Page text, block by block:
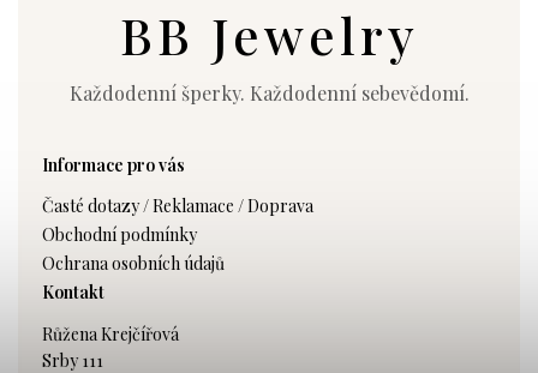
BB Jewelry
Každodenní šperky. Každodenní sebevědomí.
Informace pro vás
Časté dotazy / Reklamace / Doprava
Obchodní podmínky
Ochrana osobních údajů
Kontakt
Růžena Krejčířová
Srby 111